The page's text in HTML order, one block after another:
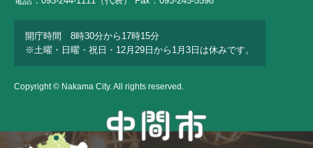
開庁時間 8時30分から17時15分
※土曜・日曜・祝日・12月29日から1月3日は休みです。
Copyright © Nakama City. All rights reserved.